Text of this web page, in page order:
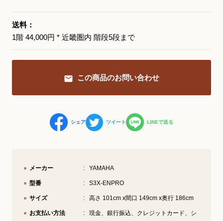
〒541-0057
大阪府大阪市中央区北久宝寺町3丁目3−4
三木楽器 開成館
サイトマップ 個人情報の取り扱い
送料：
1階 44,000円 * 近畿圏内 階段5段まで
この商品のお問い合わせ
シェア ツイート LINEで送る
メーカー YAMAHA
型番 S3X-ENPRO
サイズ 高さ 101cm x間口 149cm x奥行 186cm
お支払い方法
現金、銀行振込、クレジットカード、シ